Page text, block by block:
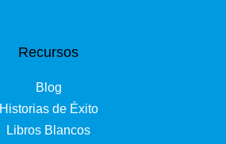
Recursos
Blog
Historias de Éxito
Libros Blancos